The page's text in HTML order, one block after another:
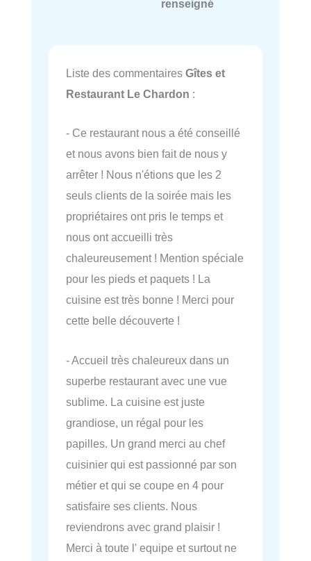
renseigné
Liste des commentaires Gîtes et
Restaurant Le Chardon :
- Ce restaurant nous a été conseillé
et nous avons bien fait de nous y
arrêter ! Nous n'étions que les 2
seuls clients de la soirée mais les
propriétaires ont pris le temps et
nous ont accueilli très
chaleureusement ! Mention spéciale
pour les pieds et paquets ! La
cuisine est très bonne ! Merci pour
cette belle découverte !
- Accueil très chaleureux dans un
superbe restaurant avec une vue
sublime. La cuisine est juste
grandiose, un régal pour les
papilles. Un grand merci au chef
cuisinier qui est passionné par son
métier et qui se coupe en 4 pour
satisfaire ses clients. Nous
reviendrons avec grand plaisir !
Merci à toute l' equipe et surtout ne